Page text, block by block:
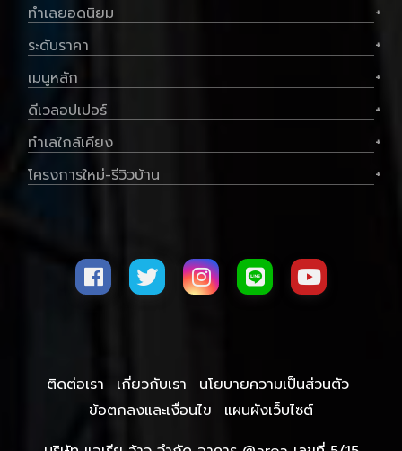
ทำเลยอดนิยม +
ระดับราคา +
เมนูหลัก +
ดีเวลอปเปอร์ +
ทำเลใกล้เคียง +
โครงการใหม่-รีวิวบ้าน +
ติดต่อเรา เกี่ยวกับเรา
นโยบายความเป็นส่วนตัว
ข้อตกลงและเงื่อนไข
แผนผังเว็บไซต์